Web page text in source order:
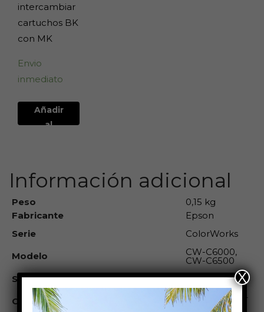
intercambiar
cartuchos BK
con MK
Envio
inmediato
Añadir
al
Información adicional
Peso
0,15 kg
Fabricante
Epson
Serie
ColorWorks
Modelo
CW-C6000,
CW-C6500
Sistema impresión
Inkjet
Código fabricante
C13T44C540 –
SJIC36P(MK)
X